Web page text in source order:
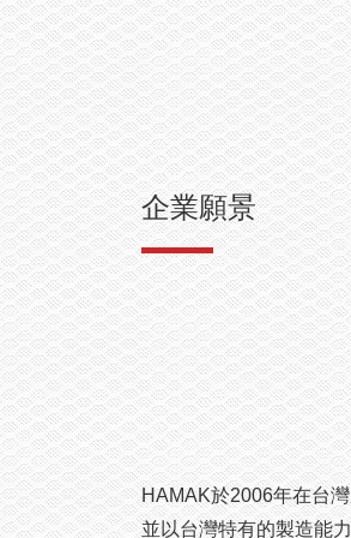
企業願景
HAMAK於2006年在台
並以台灣特有的製造能